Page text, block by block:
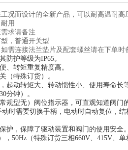
况而设计的全新产品，可以耐高温耐高
用
求请备注
，普通开关型
需连接法兰垫片及配套螺丝请在下单时
防护等级为IP65。
、转矩重复精度高。
（特殊订货）。
起动转矩大、转动惯性小、使用寿命长
分钟）。
规型无）阀位指示器，可直观知道阀门
时需要切换手柄，电动时自动复位，
护，保障了驱动装置和阀门的使用安全。
50Hz（特殊订货三相660V、415V、单